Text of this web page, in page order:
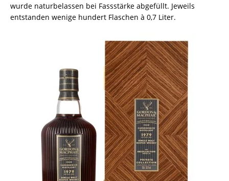
wurde naturbelassen bei Fassstärke abgefüllt. Jeweils
entstanden wenige hundert Flaschen à 0,7 Liter.